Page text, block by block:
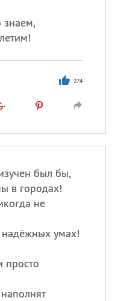
знаем,
274
был бы,
в городах!
не
надёжных умах!
просто